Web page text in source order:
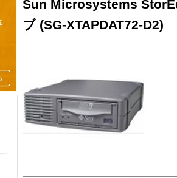
Sun Microsystems
ブ (SG-XTAPDAT72-D2)